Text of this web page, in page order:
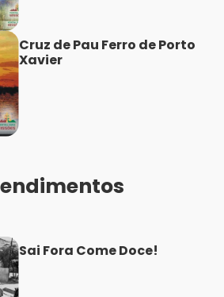
Cruz de Pau Ferro de Porto
Xavier
Sai Fora Come Doce!